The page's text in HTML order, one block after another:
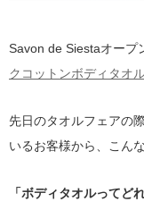
Savon de Siestaオープ
クコットンボディタオ
先日のタオルフェアの
いるお客様から、こん
「ボディタオルってど